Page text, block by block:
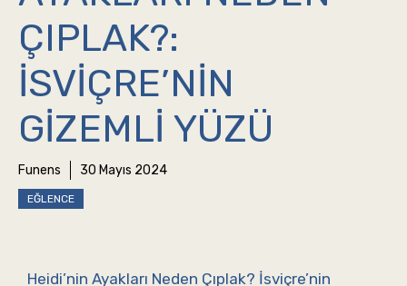
ÇIPLAK?:
İSVIÇRE’NIN
GIZEMLI YÜZÜ
Funens 30 Mayıs 2024
EĞLENCE
Heidi’nin Ayakları Neden Çıplak? İsviçre’nin